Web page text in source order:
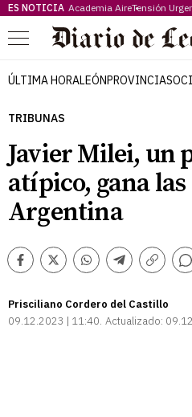
ES NOTICIA Academia AireTensión
Menú
ÚLTIMA HORALEÓNPROVINCIA
TRIBUNAS
Javier Milei, un
atípico, gana
Argentina
Facebook
TwitterWhatsappTelegram
Copiar
Comentarios
Prisciliano Cordero del Castillo
09.12.2023 | 11:40 Actualizado: